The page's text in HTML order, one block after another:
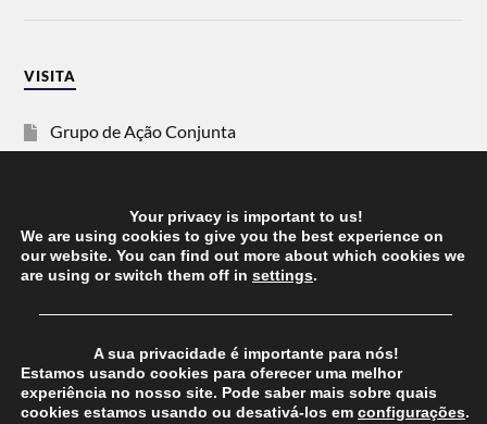
VISITA
Grupo de Ação Conjunta
Vida Justa
dezanove
Your privacy is important to us!
We are using cookies to give you the best experience on
our website. You can find out more about which cookies we
are using or switch them off in settings.
──────────────────────────────────────
A sua privacidade é importante para nós!
Estamos usando cookies para oferecer uma melhor
experiência no nosso site. Pode saber mais sobre quais
cookies estamos usando ou desativá-los em configurações.